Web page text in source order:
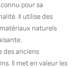
pour sa
Il utilise des
naturels
des anciens
Il met en valeur les